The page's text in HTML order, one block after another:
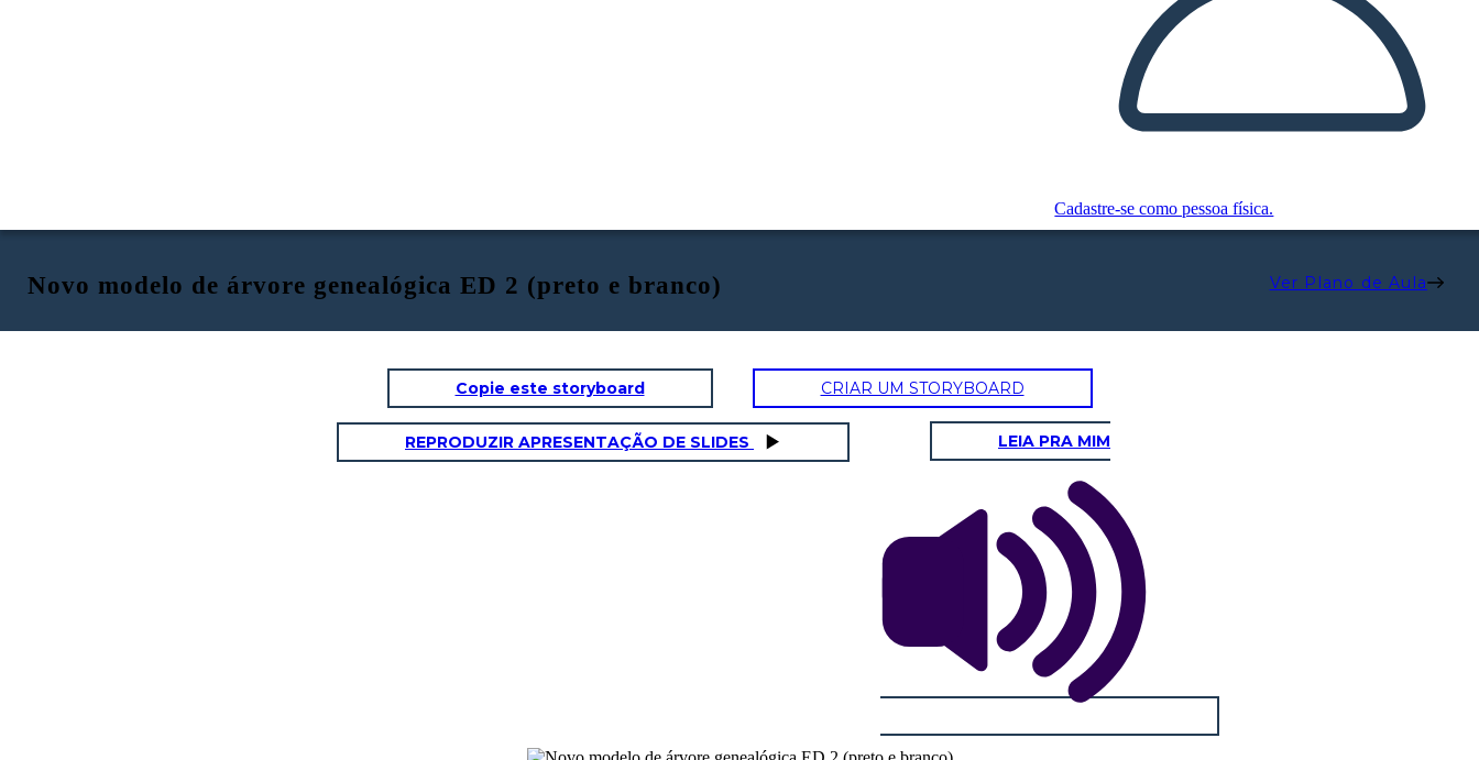
Cadastre-se como pessoa física.
Novo modelo de árvore genealógica ED 2 (preto e branco) Ver Plano de Aula
Copie este storyboard CRIAR UM STORYBOARD
REPRODUZIR APRESENTAÇÃO DE SLIDES LEIA PRA MIM